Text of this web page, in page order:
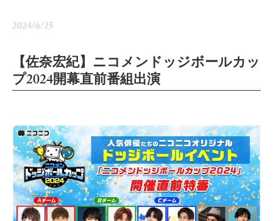
2024/6/25
【佐奈宏紀】ニコメンドッジボールカッ
プ2024開幕直前番組出演